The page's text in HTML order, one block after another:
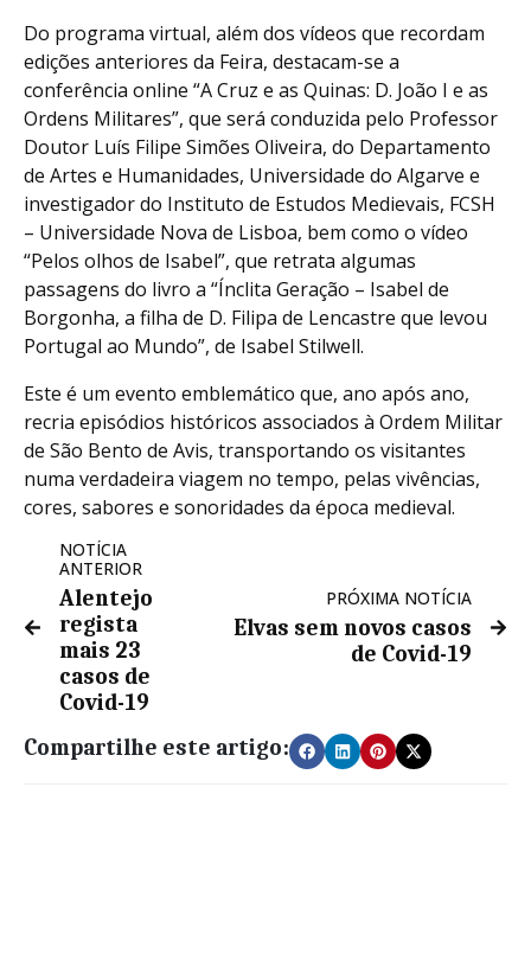
Do programa virtual, além dos vídeos que recordam
edições anteriores da Feira, destacam-se a
conferência online “A Cruz e as Quinas: D. João I e as
Ordens Militares”, que será conduzida pelo Professor
Doutor Luís Filipe Simões Oliveira, do Departamento
de Artes e Humanidades, Universidade do Algarve e
investigador do Instituto de Estudos Medievais, FCSH
– Universidade Nova de Lisboa, bem como o vídeo
“Pelos olhos de Isabel”, que retrata algumas
passagens do livro a “Ínclita Geração – Isabel de
Borgonha, a filha de D. Filipa de Lencastre que levou
Portugal ao Mundo”, de Isabel Stilwell.
Este é um evento emblemático que, ano após ano,
recria episódios históricos associados à Ordem Militar
de São Bento de Avis, transportando os visitantes
numa verdadeira viagem no tempo, pelas vivências,
cores, sabores e sonoridades da época medieval.
NOTÍCIA
ANTERIOR
Alentejo
regista
mais 23
casos de
Covid-19
PRÓXIMA NOTÍCIA
Elvas sem novos casos
de Covid-19
Compartilhe este artigo: